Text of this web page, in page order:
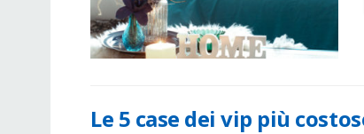
Le 5 case dei vip più